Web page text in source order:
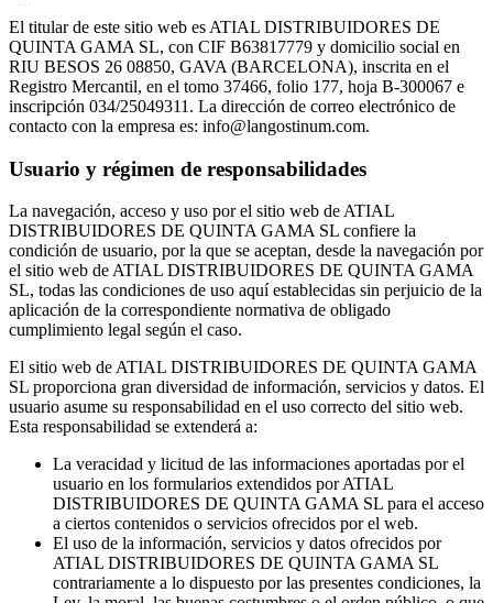
El titular de este sitio web es ATIAL DISTRIBUIDORES DE
QUINTA GAMA SL, con CIF B63817779 y domicilio social en
RIU BESOS 26 08850, GAVA (BARCELONA), inscrita en el
Registro Mercantil, en el tomo 37466, folio 177, hoja B-300067 e
inscripción 034/25049311. La dirección de correo electrónico de
contacto con la empresa es: info@langostinum.com.
Usuario y régimen de responsabilidades
La navegación, acceso y uso por el sitio web de ATIAL
DISTRIBUIDORES DE QUINTA GAMA SL confiere la
condición de usuario, por la que se aceptan, desde la navegación por
el sitio web de ATIAL DISTRIBUIDORES DE QUINTA GAMA
SL, todas las condiciones de uso aquí establecidas sin perjuicio de la
aplicación de la correspondiente normativa de obligado
cumplimiento legal según el caso.
El sitio web de ATIAL DISTRIBUIDORES DE QUINTA GAMA
SL proporciona gran diversidad de información, servicios y datos. El
usuario asume su responsabilidad en el uso correcto del sitio web.
Esta responsabilidad se extenderá a:
La veracidad y licitud de las informaciones aportadas por el
usuario en los formularios extendidos por ATIAL
DISTRIBUIDORES DE QUINTA GAMA SL para el acceso
a ciertos contenidos o servicios ofrecidos por el web.
El uso de la información, servicios y datos ofrecidos por
ATIAL DISTRIBUIDORES DE QUINTA GAMA SL
contrariamente a lo dispuesto por las presentes condiciones, la